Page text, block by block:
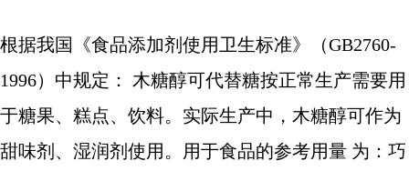
根据我国《食品添加剂使用卫生标准》（GB2760-
1996）中规定： 木糖醇可代替糖按正常生产需要用
于糖果、糕点、饮料。实际生产中，木糖醇可作为
甜味剂、湿润剂使用。用于食品的参考用量 为：巧